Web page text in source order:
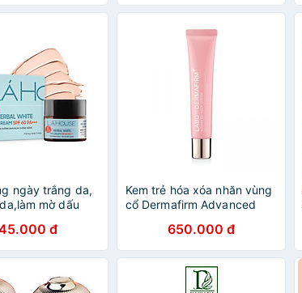
ngày trắng da,
mờ dấu
DD Cream
10ml/30ml
đ
Kem trẻ hóa xóa nhăn vùng
cổ Dermafirm Advanced
650.000 đ